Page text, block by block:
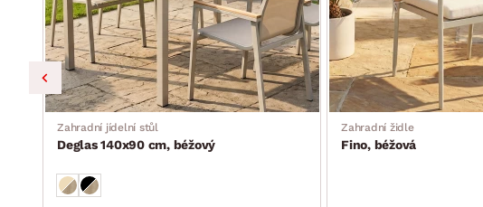
Zahradní jídelní stůl
Deglas 140x90 cm, béžový
Zahradní židle
Fino, béžová